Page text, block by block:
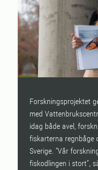
Forskningsprojektet
med
idag både avel,
fiskarterna regnbåge
Sverige. “Vår
fiskodlingen i stort”,